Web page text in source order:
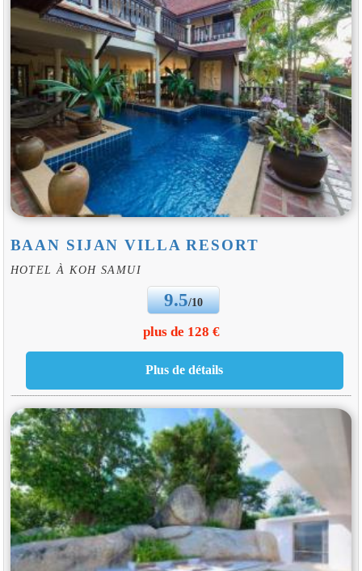
BAAN SIJAN VILLA RESORT
HOTEL À KOH SAMUI
9.5/10
plus de 128 €